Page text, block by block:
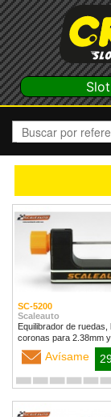
Slot
SC-5200
Scaleauto
Equilibrador de ruedas,
coronas para 2.38mm y
Avísame